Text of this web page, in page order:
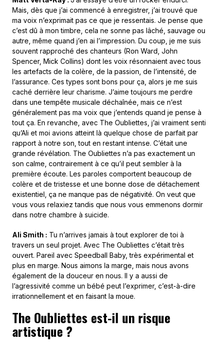
Mais, dès que j’ai commencé à enregistrer, j’ai trouvé que
ma voix n’exprimait pas ce que je ressentais. Je pense que
c’est dû à mon timbre, cela ne sonne pas lâché, sauvage ou
autre, même quand j’en ai l’impression. Du coup, je me suis
souvent rapproché des chanteurs (Ron Ward, John
Spencer, Mick Collins) dont les voix résonnaient avec tous
les artefacts de la colère, de la passion, de l’intensité, de
l’assurance. Ces types sont bons pour ça, alors je me suis
caché derrière leur charisme. J’aime toujours me perdre
dans une tempête musicale déchaînée, mais ce n’est
généralement pas ma voix que j’entends quand je pense à
tout ça. En revanche, avec The Oubliettes, j’ai vraiment senti
qu’Ali et moi avions atteint là quelque chose de parfait par
rapport à notre son, tout en restant intense. C’était une
grande révélation. The Oubliettes n’a pas exactement un
son calme, contrairement à ce qu’il peut sembler à la
première écoute. Les paroles comportent beaucoup de
colère et de tristesse et une bonne dose de détachement
existentiel, ça ne manque pas de négativité. On veut que
vous vous relaxiez tandis que nous vous emmenons dormir
dans notre chambre à suicide.
Ali Smith : Tu n’arrives jamais à tout explorer de toi à
travers un seul projet. Avec The Oubliettes c’était très
ouvert. Pareil avec Speedball Baby, très expérimental et
plus en marge. Nous aimons la marge, mais nous avons
également de la douceur en nous. Il y a aussi de
l’agressivité comme un bébé peut l’exprimer, c’est-à-dire
irrationnellement et en faisant la moue.
The Oubliettes est-il un risque
artistique ?